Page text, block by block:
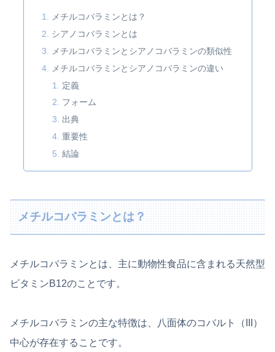
メチルコバラミンとは？
シアノコバラミンとは
メチルコバラミンとシアノコバラミンの類似性
メチルコバラミンとシアノコバラミンの違い
定義
フォーム
出典
重要性
結論
メチルコバラミンとは？
メチルコバラミンとは、主に動物性食品に含まれる天然型
ビタミンB12のことです。
メチルコバラミンの主な特徴は、八面体のコバルト（III）
中心が存在することです。